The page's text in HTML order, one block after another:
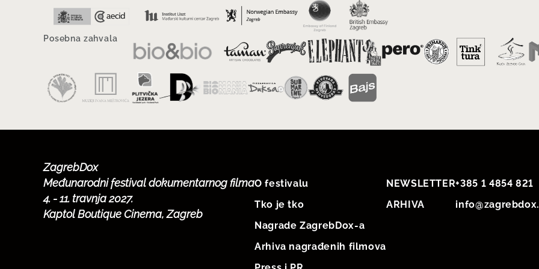
Posebna zahvala
ZagrebDox
Međunarodni festival dokumentarnog filma
4. - 11. travnja 2027.
Kaptol Boutique Cinema, Zagreb
O festivalu
Tko je tko
Nagrade ZagrebDox-a
Arhiva nagrađenih filmova
NEWSLETTER
ARHIVA
+385 1 4854 821